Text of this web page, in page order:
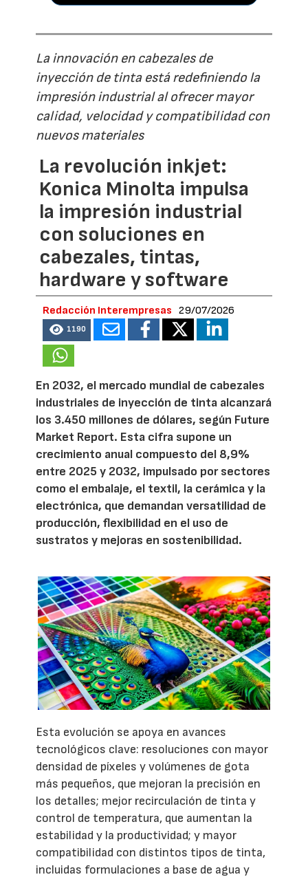
La innovación en cabezales de
inyección de tinta está redefiniendo la
impresión industrial al ofrecer mayor
calidad, velocidad y compatibilidad con
nuevos materiales
La revolución inkjet:
Konica Minolta impulsa
la impresión industrial
con soluciones en
cabezales, tintas,
hardware y software
Redacción Interempresas 29/07/2026
1190
En 2032, el mercado mundial de cabezales
industriales de inyección de tinta alcanzará
los 3.450 millones de dólares, según Future
Market Report. Esta cifra supone un
crecimiento anual compuesto del 8,9%
entre 2025 y 2032, impulsado por sectores
como el embalaje, el textil, la cerámica y la
electrónica, que demandan versatilidad de
producción, flexibilidad en el uso de
sustratos y mejoras en sostenibilidad.
Esta evolución se apoya en avances
tecnológicos clave: resoluciones con mayor
densidad de píxeles y volúmenes de gota
más pequeños, que mejoran la precisión en
los detalles; mejor recirculación de tinta y
control de temperatura, que aumentan la
estabilidad y la productividad; y mayor
compatibilidad con distintos tipos de tinta,
incluidas formulaciones a base de agua y